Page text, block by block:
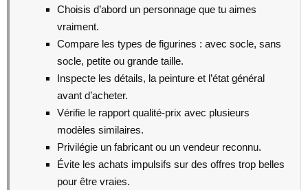
Choisis d’abord un personnage que tu aimes
vraiment.
Compare les types de figurines : avec socle, sans
socle, petite ou grande taille.
Inspecte les détails, la peinture et l’état général
avant d’acheter.
Vérifie le rapport qualité-prix avec plusieurs
modèles similaires.
Privilégie un fabricant ou un vendeur reconnu.
Évite les achats impulsifs sur des offres trop belles
pour être vraies.